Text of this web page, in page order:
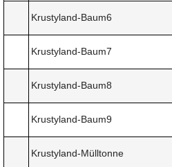
Krustyland-Baum6
Krustyland-Baum7
Krustyland-Baum8
Krustyland-Baum9
Krustyland-Mülltonne